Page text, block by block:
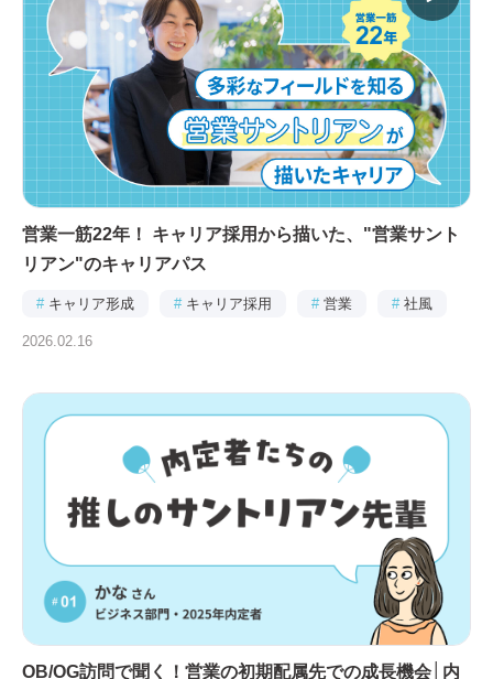
営業一筋22年！ キャリア採用から描いた、"営業サント
リアン"のキャリアパス
# キャリア形成 # キャリア採用 # 営業 # 社風
2026.02.16
OB/OG訪問で聞く！営業の初期配属先での成長機会│内